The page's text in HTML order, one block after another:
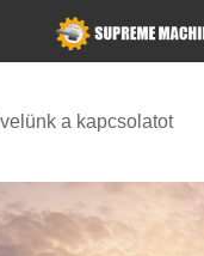
a kapcsolatot